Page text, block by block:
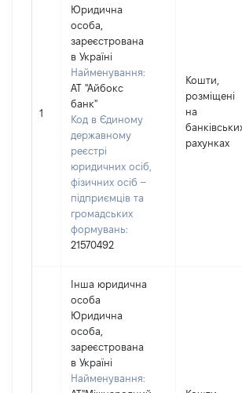
1
Юридична
особа,
зареєстрована
в Україні
Найменування:
АТ "Айбокс
банк"
Код в Єдиному
державному
реєстрі
юридичних осіб,
фізичних осіб –
підприємців та
громадських
формувань:
21570492
Кошти,
розміщені
на
рахунках
Інша юридична
особа
Юридична
особа,
зареєстрована
в Україні
Найменування: